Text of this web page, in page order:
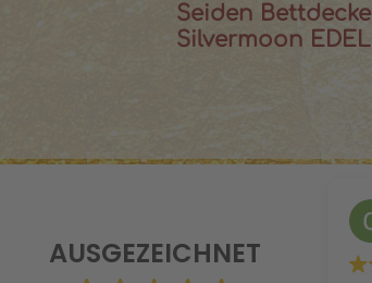
Seiden Bettdecke
Silvermoon EDEL
AUSGEZEICHNET